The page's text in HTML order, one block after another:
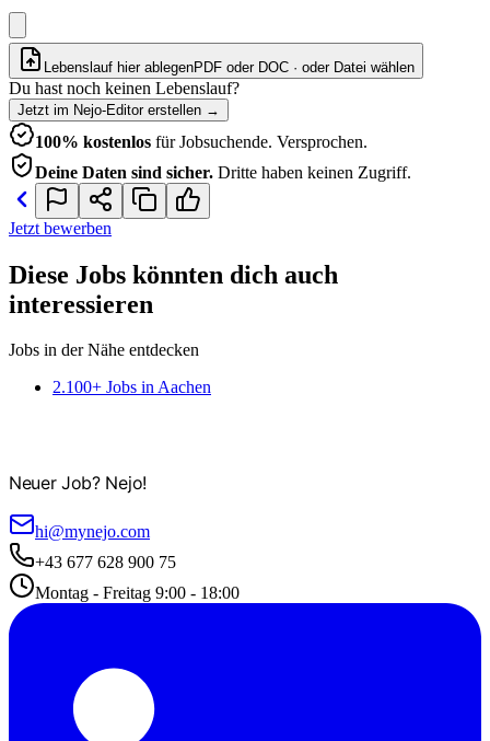
Lebenslauf hier ablegenPDF oder DOC · oder Datei wählen
Du hast noch keinen Lebenslauf?
Jetzt im Nejo-Editor erstellen →
100% kostenlos für Jobsuchende. Versprochen.
Deine Daten sind sicher. Dritte haben keinen Zugriff.
Jetzt bewerben
Diese Jobs könnten dich auch
interessieren
Jobs in der Nähe entdecken
2.100+ Jobs in Aachen
Neuer Job? Nejo!
hi@mynejo.com
+43 677 628 900 75
Montag - Freitag 9:00 - 18:00